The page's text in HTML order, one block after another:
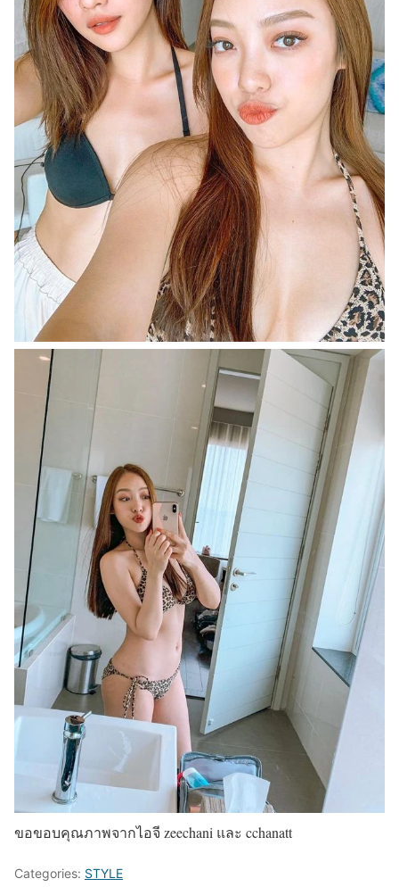
ขอขอบคุณภาพจากไอจี zeechani และ cchanatt
Categories: STYLE